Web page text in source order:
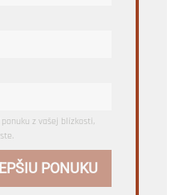
z vašej blízkosti,
PONUKU